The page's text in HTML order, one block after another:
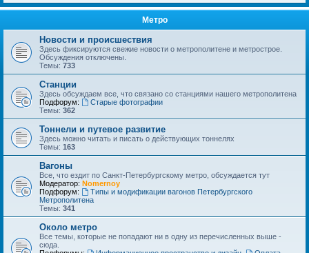
Метро
Новости и происшествия
Здесь фиксируются свежие новости о метрополитене и метрострое.
Обсуждения отключены.
Темы: 733
Станции
Здесь обсуждаем все, что связано со станциями нашего метрополитена
Подфорум:
Старые фотографии
Темы: 362
Тоннели и путевое развитие
Здесь можно читать и писать о действующих тоннелях
Темы: 163
Вагоны
Все, что ездит по Санкт-Петербургскому метро, обсуждается тут
Модератор: Nomernoy
Подфорум:
Типы и модификации вагонов Петербургского
Метрополитена
Темы: 341
Около метро
Все темы, которые не попадают ни в одну из перечисленных выше -
сюда.